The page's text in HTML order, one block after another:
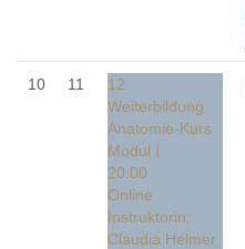
10 11
12
Weiterbildung
Anatomie-Kurs
Modul I
20:00
Online
Instruktorin:
Claudia Helmer